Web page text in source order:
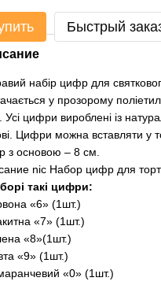
Быстрый
набір цифр для
у прозорому
Усі цифри вироблені із
Цифри можна вставляти у
з основою – 8 см.
nic Набор цифр для
такі цифри:
«6» (1шт.)
«7» (1шт.)
«8»(1шт.)
«9» (1шт.)
«0» (1шт.)